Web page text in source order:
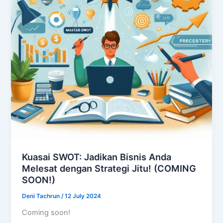
Kuasai SWOT: Jadikan Bisnis Anda
Melesat dengan Strategi Jitu! (COMING
SOON!)
Deni Tachrun/12 July 2024
Coming soon!